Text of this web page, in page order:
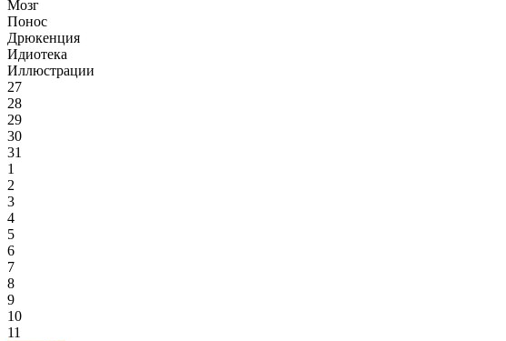
Мозг
Понос
Дрюкенция
Идиотека
Иллюстрации
27
28
29
30
31
1
2
3
4
5
6
7
8
9
10
11